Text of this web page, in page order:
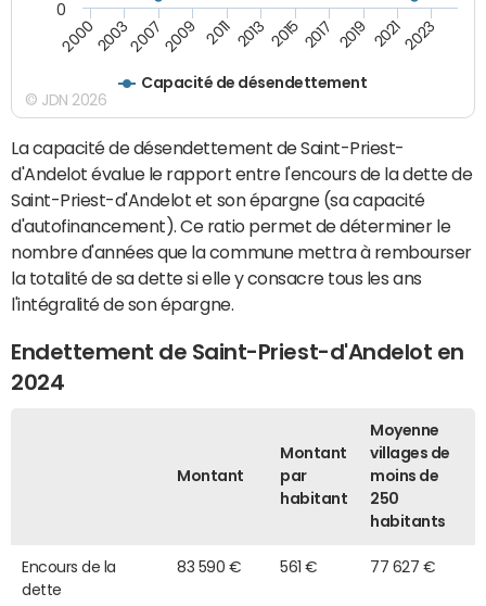
Capacité de désendettement
2000200320072009 2011 2013 2015 2017 2019 20212023
0
© JDN 2026
La capacité de désendettement de Saint-Priest-
d'Andelot évalue le rapport entre l'encours de la dette de
Saint-Priest-d'Andelot et son épargne (sa capacité
d'autofinancement). Ce ratio permet de déterminer le
nombre d'années que la commune mettra à rembourser
la totalité de sa dette si elle y consacre tous les ans
l'intégralité de son épargne.
Endettement de Saint-Priest-d'Andelot en
2024
Montant
Montant
par
habitant
Moyenne
villages de
moins de
250
habitants
Encours de la
dette
83 590 € 561 € 77 627 €